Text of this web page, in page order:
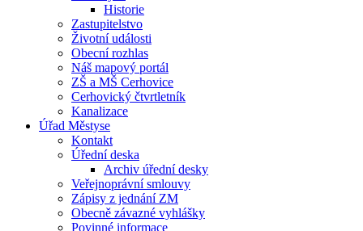
Historie
Zastupitelstvo
Životní události
Obecní rozhlas
Náš mapový portál
ZŠ a MŠ Cerhovice
Cerhovický čtvrtletník
Kanalizace
Úřad Městyse
Kontakt
Úřední deska
Archiv úřední desky
Veřejnoprávní smlouvy
Zápisy z jednání ZM
Obecně závazné vyhlášky
Povinné informace